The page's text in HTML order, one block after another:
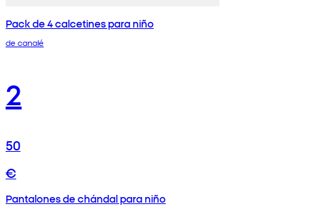
Pack de 4 calcetines para niño
de canalé
2
50
€
Pantalones de chándal para niño